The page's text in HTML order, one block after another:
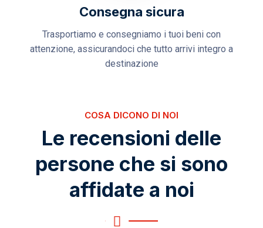
Consegna sicura
Trasportiamo e consegniamo i tuoi beni con
attenzione, assicurandoci che tutto arrivi integro a
destinazione
COSA DICONO DI NOI
Le recensioni delle
persone che si sono
affidate a noi